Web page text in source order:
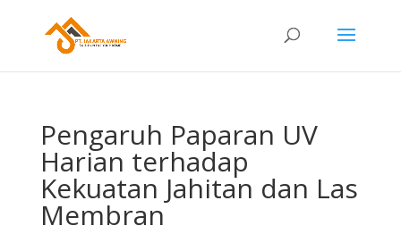
Pengaruh Paparan UV
Harian terhadap
Kekuatan Jahitan dan Las
Membran